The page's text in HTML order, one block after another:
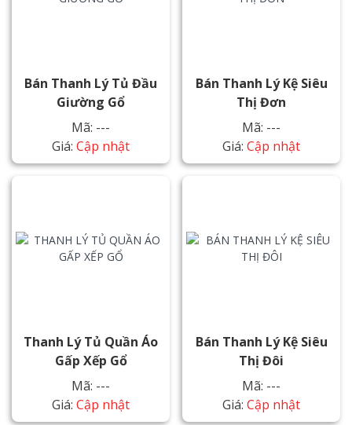
Bán Thanh Lý Tủ Đầu
Giường Gổ
Mã: ---
Giá: Cập nhật
Bán Thanh Lý Kệ Siêu
Thị Đơn
Mã: ---
Giá: Cập nhật
Thanh Lý Tủ Quần Áo
Gấp Xếp Gổ
Mã: ---
Giá: Cập nhật
Bán Thanh Lý Kệ Siêu
Thị Đôi
Mã: ---
Giá: Cập nhật